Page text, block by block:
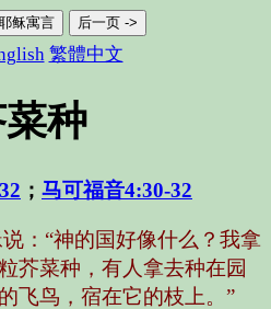
稣寓言 后一页 ->
繁體中文
种
； 马可福音4:30-32
：“神的国好像什么？我拿
芥菜种，有人拿去种在园
飞鸟，宿在它的枝上。”